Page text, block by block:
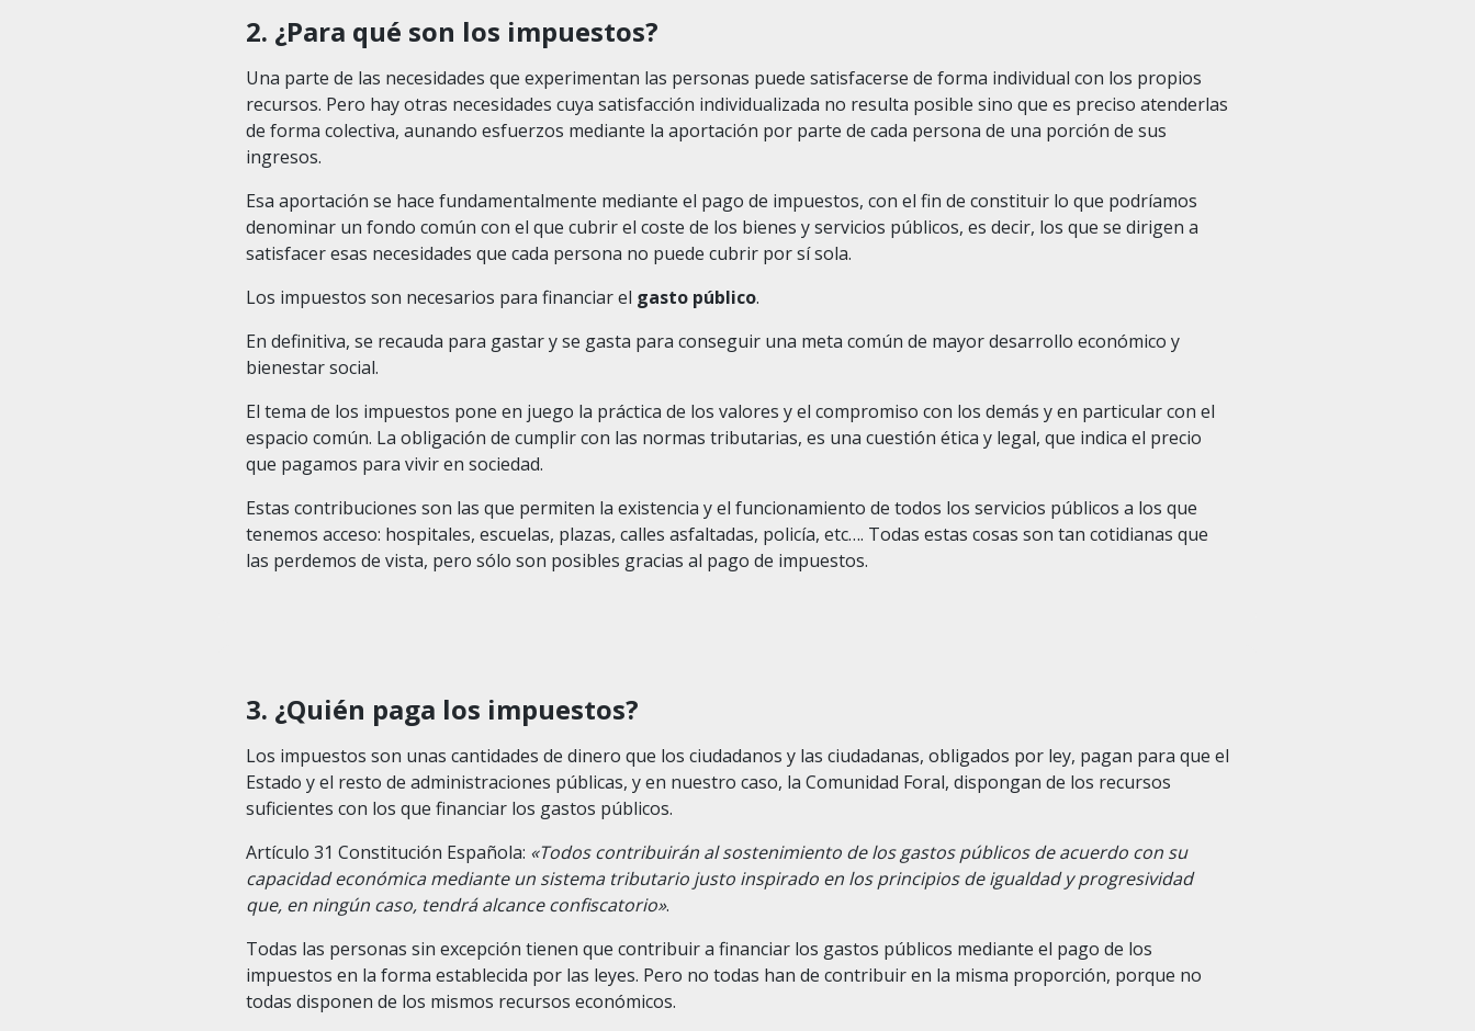
2. ¿Para qué son los impuestos?
Una parte de las necesidades que experimentan las personas puede satisfacerse de forma individual con los propios
recursos. Pero hay otras necesidades cuya satisfacción individualizada no resulta posible sino que es preciso atenderlas
de forma colectiva, aunando esfuerzos mediante la aportación por parte de cada persona de una porción de sus
ingresos.
Esa aportación se hace fundamentalmente mediante el pago de impuestos, con el fin de constituir lo que podríamos
denominar un fondo común con el que cubrir el coste de los bienes y servicios públicos, es decir, los que se dirigen a
satisfacer esas necesidades que cada persona no puede cubrir por sí sola.
Los impuestos son necesarios para financiar el gasto público.
En definitiva, se recauda para gastar y se gasta para conseguir una meta común de mayor desarrollo económico y
bienestar social.
El tema de los impuestos pone en juego la práctica de los valores y el compromiso con los demás y en particular con el
espacio común. La obligación de cumplir con las normas tributarias, es una cuestión ética y legal, que indica el precio
que pagamos para vivir en sociedad.
Estas contribuciones son las que permiten la existencia y el funcionamiento de todos los servicios públicos a los que
tenemos acceso: hospitales, escuelas, plazas, calles asfaltadas, policía, etc…. Todas estas cosas son tan cotidianas que
las perdemos de vista, pero sólo son posibles gracias al pago de impuestos.
3. ¿Quién paga los impuestos?
Los impuestos son unas cantidades de dinero que los ciudadanos y las ciudadanas, obligados por ley, pagan para que el
Estado y el resto de administraciones públicas, y en nuestro caso, la Comunidad Foral, dispongan de los recursos
suficientes con los que financiar los gastos públicos.
Artículo 31 Constitución Española: «Todos contribuirán al sostenimiento de los gastos públicos de acuerdo con su
capacidad económica mediante un sistema tributario justo inspirado en los principios de igualdad y progresividad
que, en ningún caso, tendrá alcance confiscatorio».
Todas las personas sin excepción tienen que contribuir a financiar los gastos públicos mediante el pago de los
impuestos en la forma establecida por las leyes. Pero no todas han de contribuir en la misma proporción, porque no
todas disponen de los mismos recursos económicos.